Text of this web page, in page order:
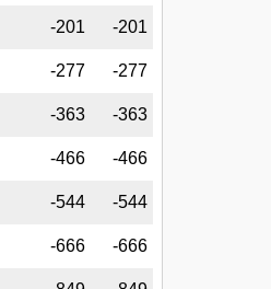
-201 -201
-277 -277
-363 -363
-466 -466
-544 -544
-666 -666